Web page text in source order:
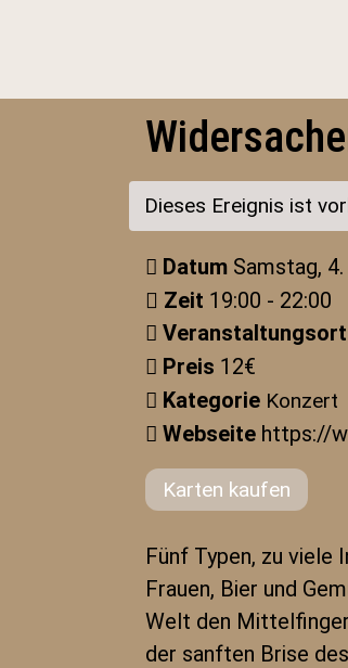
Dieses Ereignis ist
Datum Samstag,
Zeit 19:00 - 22:00
Veranstaltungsort
Preis 12€
Kategorie Konzert
Webseite https://
Karten kaufen
Fünf Typen, zu viele
Frauen, Bier und
Welt den Mittelfinger
der sanften Brise